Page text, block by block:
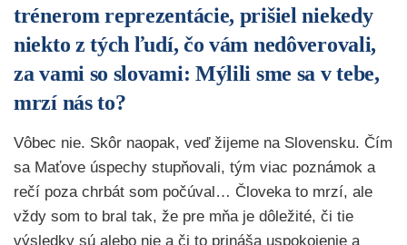
trénerom reprezentácie, prišiel niekedy
niekto z tých ľudí, čo vám nedôverovali,
za vami so slovami: Mýlili sme sa v tebe,
mrzí nás to?
Vôbec nie. Skôr naopak, veď žijeme na Slovensku. Čím
sa Maťove úspechy stupňovali, tým viac poznámok a
rečí poza chrbát som počúval… Človeka to mrzí, ale
vždy som to bral tak, že pre mňa je dôležité, či tie
výsledky sú alebo nie a či to prináša uspokojenie a